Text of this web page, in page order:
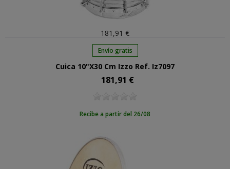
181,91 €
Envío gratis
Cuica 10"X30 Cm Izzo Ref. Iz7097
Precio
181,91 €
Recibe a partir del 26/08